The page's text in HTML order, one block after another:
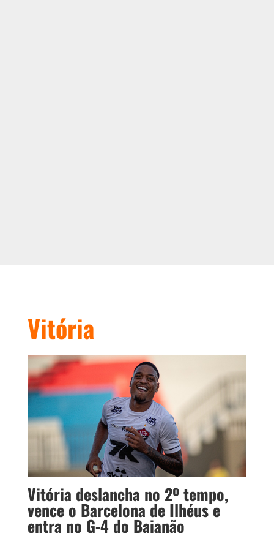
Vitória
Vitória deslancha no 2º tempo,
vence o Barcelona de Ilhéus e
entra no G-4 do Baianão